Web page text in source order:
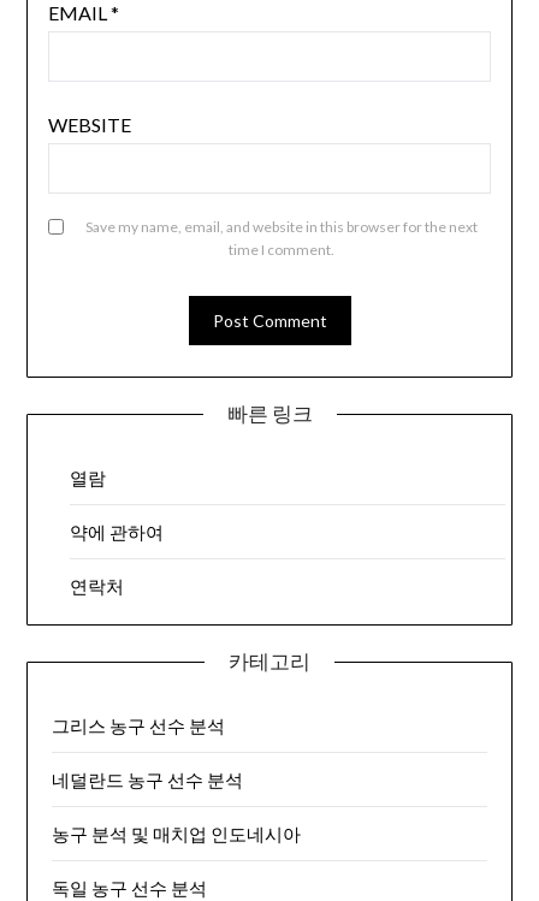
EMAIL*
WEBSITE
Save my name, email, and website in this browser for the next
time I comment.
빠른 링크
열람
약에 관하여
연락처
카테고리
그리스 농구 선수 분석
네덜란드 농구 선수 분석
농구 분석 및 매치업 인도네시아
독일 농구 선수 분석